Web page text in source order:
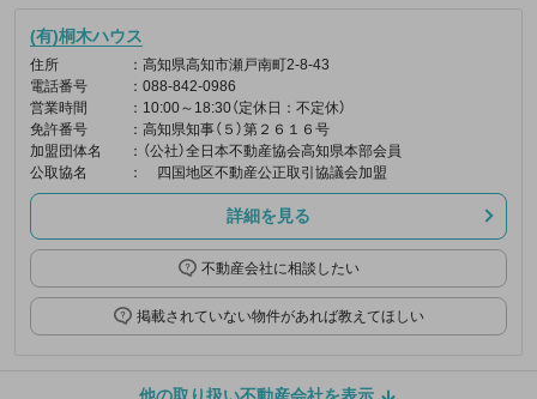
(有)桐木ハウス
住所
：高知県高知市瀬戸南町2-8-43
電話番号
：088-842-0986
営業時間
：10:00～18:30（定休日：不定休）
免許番号
：高知県知事（５）第２６１６号
加盟団体名
：（公社）全日本不動産協会高知県本部会員
公取協名
： 四国地区不動産公正取引協議会加盟
詳細を見る
不動産会社に相談したい
掲載されていない物件があれば教えてほしい
他の取り扱い不動産会社を表示